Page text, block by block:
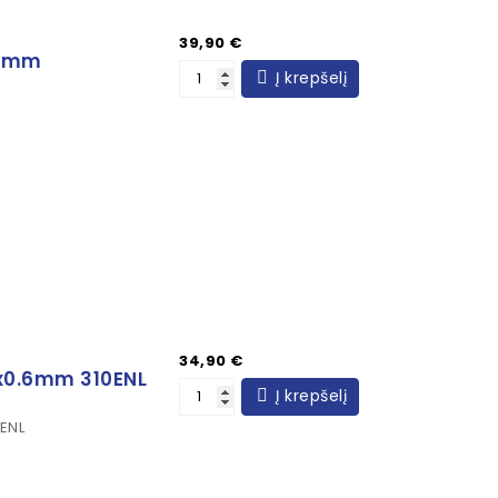
Kaina
39,90 €
Į krepšelį
310ENL
Kaina
34,90 €
Į krepšelį